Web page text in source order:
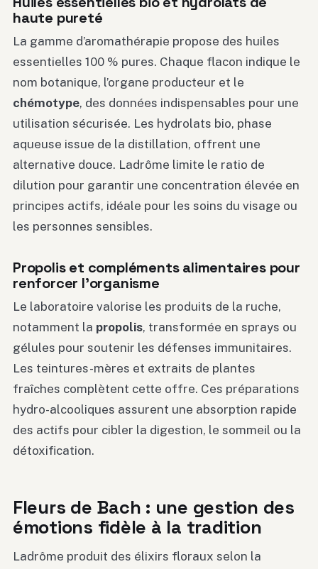
haute pureté
La gamme d’aromathérapie propose des huiles
essentielles 100 % pures. Chaque flacon indique le
nom botanique, l’organe producteur et le
chémotype, des données indispensables pour une
utilisation sécurisée. Les hydrolats bio, phase
aqueuse issue de la distillation, offrent une
alternative douce. Ladrôme limite le ratio de
dilution pour garantir une concentration élevée en
principes actifs, idéale pour les soins du visage ou
les personnes sensibles.
Propolis et compléments alimentaires pour
renforcer l’organisme
Le laboratoire valorise les produits de la ruche,
notamment la propolis, transformée en sprays ou
gélules pour soutenir les défenses immunitaires.
Les teintures-mères et extraits de plantes
fraîches complètent cette offre. Ces préparations
hydro-alcooliques assurent une absorption rapide
des actifs pour cibler la digestion, le sommeil ou la
détoxification.
Fleurs de Bach : une gestion des
émotions fidèle à la tradition
Ladrôme produit des élixirs floraux selon la